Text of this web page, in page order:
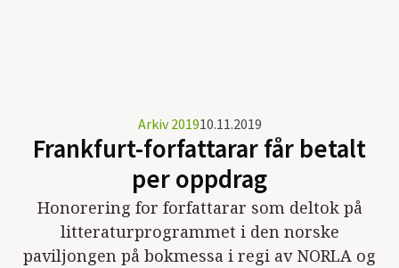
Arkiv 201910.11.2019
Frankfurt-forfattarar får betalt
per oppdrag
Honorering for forfattarar som deltok på
litteraturprogrammet i den norske
paviljongen på bokmessa i regi av NORLA og